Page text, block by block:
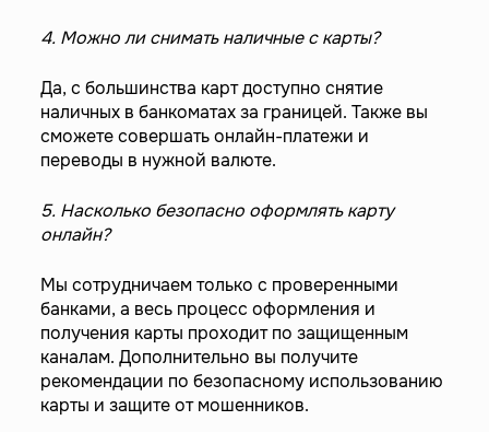
4. Можно ли снимать наличные с карты?
Да, с большинства карт доступно снятие
наличных в банкоматах за границей. Также вы
сможете совершать онлайн-платежи и
переводы в нужной валюте.
5. Насколько безопасно оформлять карту
онлайн?
Мы сотрудничаем только с проверенными
банками, а весь процесс оформления и
получения карты проходит по защищенным
каналам. Дополнительно вы получите
рекомендации по безопасному использованию
карты и защите от мошенников.